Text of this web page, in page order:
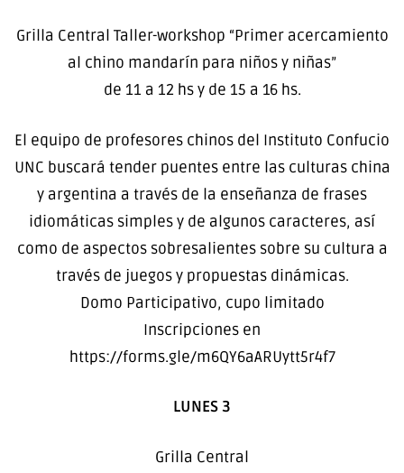
Grilla Central Taller-workshop “Primer acercamiento
al chino mandarín para niños y niñas”
de 11 a 12 hs y de 15 a 16 hs.
El equipo de profesores chinos del Instituto Confucio
UNC buscará tender puentes entre las culturas china
y argentina a través de la enseñanza de frases
idiomáticas simples y de algunos caracteres, así
como de aspectos sobresalientes sobre su cultura a
través de juegos y propuestas dinámicas.
Domo Participativo, cupo limitado
Inscripciones en
https://forms.gle/m6QY6aARUytt5r4f7
LUNES 3
Grilla Central